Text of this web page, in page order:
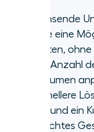
Die drei
für AI
Warum
AI Voice
Häufig
Für wachsende
Telefonie eine
anzubieten,
oder die Anzahl
Anrufvolumen
sind schnellere
Kontakt und ein
wie ein echtes